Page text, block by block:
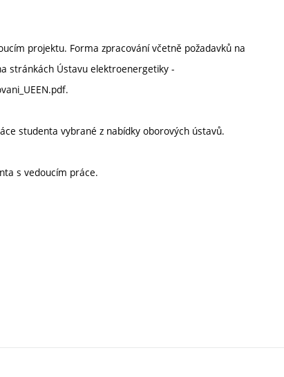
projektu. Forma zpracování včetně požadavků na
stránkách Ústavu elektroenergetiky -
studenta vybrané z nabídky oborových ústavů.
s vedoucím práce.